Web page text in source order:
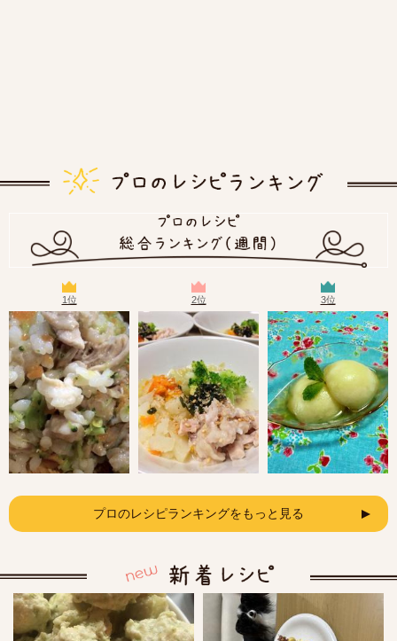
1位 2位 3位
プロのレシピランキングをもっと見る